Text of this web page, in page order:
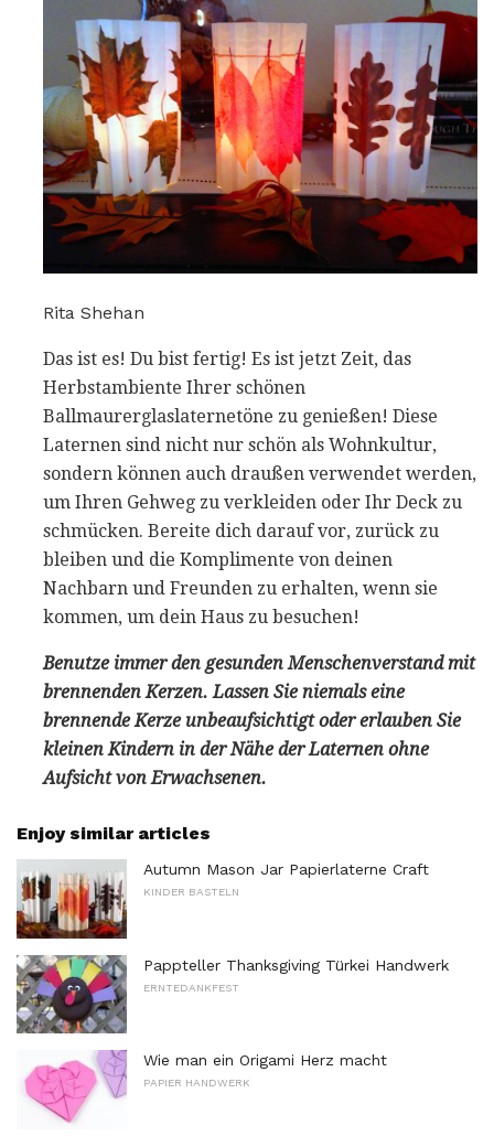
Rita Shehan
Das ist es! Du bist fertig! Es ist jetzt Zeit, das
Herbstambiente Ihrer schönen
Ballmaurerglaslaternetöne zu genießen! Diese
Laternen sind nicht nur schön als Wohnkultur,
sondern können auch draußen verwendet werden,
um Ihren Gehweg zu verkleiden oder Ihr Deck zu
schmücken. Bereite dich darauf vor, zurück zu
bleiben und die Komplimente von deinen
Nachbarn und Freunden zu erhalten, wenn sie
kommen, um dein Haus zu besuchen!
Benutze immer den gesunden Menschenverstand mit
brennenden Kerzen. Lassen Sie niemals eine
brennende Kerze unbeaufsichtigt oder erlauben Sie
kleinen Kindern in der Nähe der Laternen ohne
Aufsicht von Erwachsenen.
Enjoy similar articles
Autumn Mason Jar Papierlaterne Craft
KINDER BASTELN
Pappteller Thanksgiving Türkei Handwerk
ERNTEDANKFEST
Wie man ein Origami Herz macht
PAPIER HANDWERK